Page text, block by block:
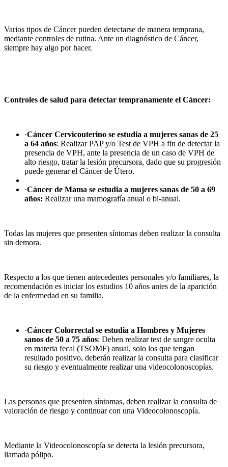
Varios tipos de Cáncer pueden detectarse de manera temprana,
mediante controles de rutina. Ante un diagnóstico de Cáncer,
siempre hay algo por hacer.
Controles de salud para detectar tempranamente el Cáncer:
·Cáncer Cervicouterino se estudia a mujeres sanas de 25
a 64 años: Realizar PAP y/o Test de VPH a fin de detectar la
presencia de VPH, ante la presencia de un caso de VPH de
alto riesgo, tratar la lesión precursora, dado que su progresión
puede generar el Cáncer de Útero.
·Cáncer de Mama se estudia a mujeres sanas de 50 a 69
años: Realizar una mamografía anual o bi-anual.
Todas las mujeres que presenten síntomas deben realizar la consulta
sin demora.
Respecto a los que tienen antecedentes personales y/o familiares, la
recomendación es iniciar los estudios 10 años antes de la aparición
de la enfermedad en su familia.
·Cáncer Colorrectal se estudia a Hombres y Mujeres
sanos de 50 a 75 años: Deben realizar test de sangre oculta
en materia fecal (TSOMF) anual, solo los que tengan
resultado positivo, deberán realizar la consulta para clasificar
su riesgo y eventualmente realizar una videocolonoscopías.
Las personas que presenten síntomas, deben realizar la consulta de
valoración de riesgo y continuar con una Videocolonoscopía.
Mediante la Videocolonoscopía se detecta la lesión precursora,
llamada pólipo.